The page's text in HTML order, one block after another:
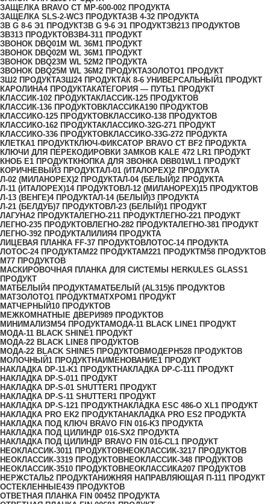
ЗАЩЕЛКА BRAVO СТ MP-600-002 ПРОДУКТА
ЗАЩЕЛКА SLS-2-WC3 ПРОДУКТАЗВ 4-32 ПРОДУКТА
ЗВ G 8-6 Э1 ПРОДУКТЗВ G 9-6 Э1 ПРОДУКТЗВ213 ПРОДУКТОВ
ЗВ313 ПРОДУКТОВЗВ4-311 ПРОДУКТ
ЗВОНОК DBQ01M WL 36M1 ПРОДУКТ
ЗВОНОК DBQ02M WL 36M1 ПРОДУКТ
ЗВОНОК DBQ23M WL 52M2 ПРОДУКТА
ЗВОНОК DBQ25M WL 36M2 ПРОДУКТАЗОЛОТО1 ПРОДУКТ
ЗШ2 ПРОДУКТАЗШ24 ПРОДУКТАК 8-6 УНИВЕРСАЛЬНЫЙ1 ПРОДУКТ
КАРОЛИНА4 ПРОДУКТАКАТЕГОРИЯ — ПУТЬ1 ПРОДУКТ
КЛАССИК-102 ПРОДУКТАКЛАССИК-125 ПРОДУКТОВ
КЛАССИК-136 ПРОДУКТОВКЛАССИКА190 ПРОДУКТОВ
КЛАССИКО-125 ПРОДУКТОВКЛАССИКО-138 ПРОДУКТОВ
КЛАССИКО-162 ПРОДУКТАКЛАССИКО-32G-271 ПРОДУКТ
КЛАССИКО-336 ПРОДУКТОВКЛАССИКО-33G-272 ПРОДУКТА
КЛЕТКА1 ПРОДУКТКЛЮЧ-ФИКСАТОР BRAVO СТ BF2 ПРОДУКТА
КЛЮЧИ ДЛЯ ПЕРЕКОДИРОВКИ ЗАМКОВ KALE 472 LR1 ПРОДУКТ
КНОБ Е1 ПРОДУКТКНОПКА ДЛЯ ЗВОНКА DBB01WL1 ПРОДУКТ
КОРИЧНЕВЫЙ3 ПРОДУКТАЛ-01 (ИТАЛОРЕХ)2 ПРОДУКТА
Л-02 (МИЛАНОРЕХ)2 ПРОДУКТАЛ-04 (БЕЛЫЙ)2 ПРОДУКТА
Л-11 (ИТАЛОРЕХ)14 ПРОДУКТОВЛ-12 (МИЛАНОРЕХ)15 ПРОДУКТОВ
Л-13 (ВЕНГЕ)4 ПРОДУКТАЛ-14 (БЕЛЫЙ)3 ПРОДУКТА
Л-21 (БЕЛДУБ)7 ПРОДУКТОВЛ-23 (БЕЛЫЙ)1 ПРОДУКТ
ЛАГУНА2 ПРОДУКТАЛЕГНО-211 ПРОДУКТЛЕГНО-221 ПРОДУКТ
ЛЕГНО-235 ПРОДУКТОВЛЕГНО-282 ПРОДУКТАЛЕГНО-381 ПРОДУКТ
ЛЕГНО-392 ПРОДУКТАЛИЛИЯ4 ПРОДУКТА
ЛИЦЕВАЯ ПЛАНКА FF-37 ПРОДУКТОВЛОТОС-14 ПРОДУКТА
ЛОТОС-24 ПРОДУКТАМ22 ПРОДУКТАМ221 ПРОДУКТМ58 ПРОДУКТОВ
М77 ПРОДУКТОВ
МАСКИРОВОЧНАЯ ПЛАНКА ДЛЯ СИСТЕМЫ HERKULES GLASS1
ПРОДУКТ
МАТБЕЛЫЙ4 ПРОДУКТАМАТБЕЛЫЙ (AL315)6 ПРОДУКТОВ
МАТЗОЛОТО1 ПРОДУКТМАТХРОМ1 ПРОДУКТ
МАТЧЕРНЫЙ10 ПРОДУКТОВ
МЕЖКОМНАТНЫЕ ДВЕРИ989 ПРОДУКТОВ
МИНИМАЛИЗМ54 ПРОДУКТАМОДА-11 BLACK LINE1 ПРОДУКТ
МОДА-11 BLACK SHINE1 ПРОДУКТ
МОДА-22 BLACK LINE8 ПРОДУКТОВ
МОДА-22 BLACK SHINE5 ПРОДУКТОВМОДЕРН528 ПРОДУКТОВ
МОЛОЧНЫЙ1 ПРОДУКТНАИМЕНОВАНИЕ1 ПРОДУКТ
НАКЛАДКА DP-11-K1 ПРОДУКТНАКЛАДКА DP-C-111 ПРОДУКТ
НАКЛАДКА DP-S-011 ПРОДУКТ
НАКЛАДКА DP-S-01 SHUTTER1 ПРОДУКТ
НАКЛАДКА DP-S-11 SHUTTER1 ПРОДУКТ
НАКЛАДКА DP-S-121 ПРОДУКТНАКЛАДКА ESC 486-O XL1 ПРОДУКТ
НАКЛАДКА PRO EK2 ПРОДУКТАНАКЛАДКА PRO ES2 ПРОДУКТА
НАКЛАДКА ПОД КЛЮЧ BRAVO FIN 016-K3 ПРОДУКТА
НАКЛАДКА ПОД ЦИЛИНДР 016-SX2 ПРОДУКТА
НАКЛАДКА ПОД ЦИЛИНДР BRAVO FIN 016-СL1 ПРОДУКТ
НЕОКЛАССИК-3011 ПРОДУКТОВНЕОКЛАССИК-3217 ПРОДУКТОВ
НЕОКЛАССИК-3319 ПРОДУКТОВНЕОКЛАССИК-348 ПРОДУКТОВ
НЕОКЛАССИК-3510 ПРОДУКТОВНЕОКЛАССИКА207 ПРОДУКТОВ
НЕРЖСТАЛЬ2 ПРОДУКТАНИЖНЯЯ НАПРАВЛЯЮЩАЯ П-111 ПРОДУКТ
ОСТЕКЛЕННЫЕ439 ПРОДУКТОВ
ОТВЕТНАЯ ПЛАНКА FIN 00452 ПРОДУКТА